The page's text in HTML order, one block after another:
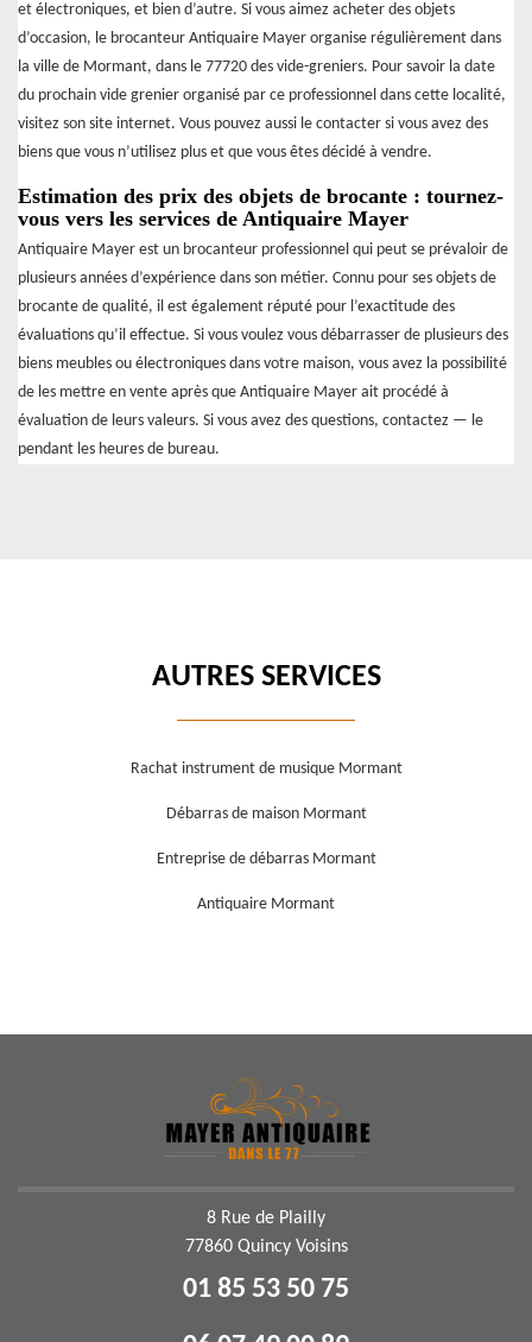
et électroniques, et bien d’autre. Si vous aimez acheter des objets
d’occasion, le brocanteur Antiquaire Mayer organise régulièrement dans
la ville de Mormant, dans le 77720 des vide-greniers. Pour savoir la date
du prochain vide grenier organisé par ce professionnel dans cette localité,
visitez son site internet. Vous pouvez aussi le contacter si vous avez des
biens que vous n’utilisez plus et que vous êtes décidé à vendre.
Estimation des prix des objets de brocante : tournez-
vous vers les services de Antiquaire Mayer
Antiquaire Mayer est un brocanteur professionnel qui peut se prévaloir de
plusieurs années d’expérience dans son métier. Connu pour ses objets de
brocante de qualité, il est également réputé pour l’exactitude des
évaluations qu’il effectue. Si vous voulez vous débarrasser de plusieurs des
biens meubles ou électroniques dans votre maison, vous avez la possibilité
de les mettre en vente après que Antiquaire Mayer ait procédé à
évaluation de leurs valeurs. Si vous avez des questions, contactez — le
pendant les heures de bureau.
AUTRES SERVICES
Rachat instrument de musique Mormant
Débarras de maison Mormant
Entreprise de débarras Mormant
Antiquaire Mormant
8 Rue de Plailly
77860 Quincy Voisins
01 85 53 50 75